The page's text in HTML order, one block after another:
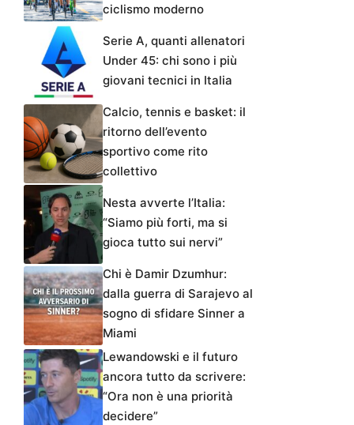
ciclismo moderno
Serie A, quanti allenatori
Under 45: chi sono i più
giovani tecnici in Italia
Calcio, tennis e basket: il
ritorno dell’evento
sportivo come rito
collettivo
Nesta avverte l’Italia:
“Siamo più forti, ma si
gioca tutto sui nervi”
Chi è Damir Dzumhur:
dalla guerra di Sarajevo al
sogno di sfidare Sinner a
Miami
Lewandowski e il futuro
ancora tutto da scrivere:
“Ora non è una priorità
decidere”